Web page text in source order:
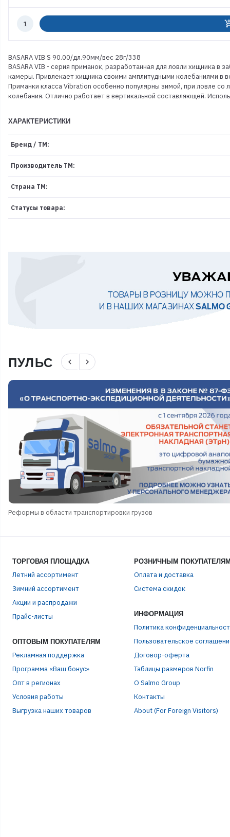
Количество
BASARA VIB S 90.00/дл.90мм/вес 28г/338
BASARA VIB - серия приманок, разработанная для ловли хищника
камеры. Привлекает хищника своими амплитудными колебаниями в
Приманки класса Vibration особенно популярны зимой, при ловле
колебания. Отлично работает в вертикальной составляющей.
ХАРАКТЕРИСТИКИ
Бренд / ТМ:
Производитель ТМ:
Страна ТМ:
Статусы товара:
ПУЛЬС navigate_before navigate_next
Реформы в области транспортировки грузов
ТОРГОВАЯ ПЛОЩАДКА
Летний ассортимент
Зимний ассортимент
Акции и распродажи
Прайс-листы
ОПТОВЫМ ПОКУПАТЕЛЯМ
Рекламная поддержка
Программа «Ваш бонус»
Опт в регионах
Условия работы
Выгрузка наших товаров
РОЗНИЧНЫМ
Оплата и доставка
Система скидок
ИНФОРМАЦИЯ
Политика
Пользовательское
Договор-оферта
Таблицы размеров Norfin
О Salmo Group
Контакты
About (For Foreign Visitors)